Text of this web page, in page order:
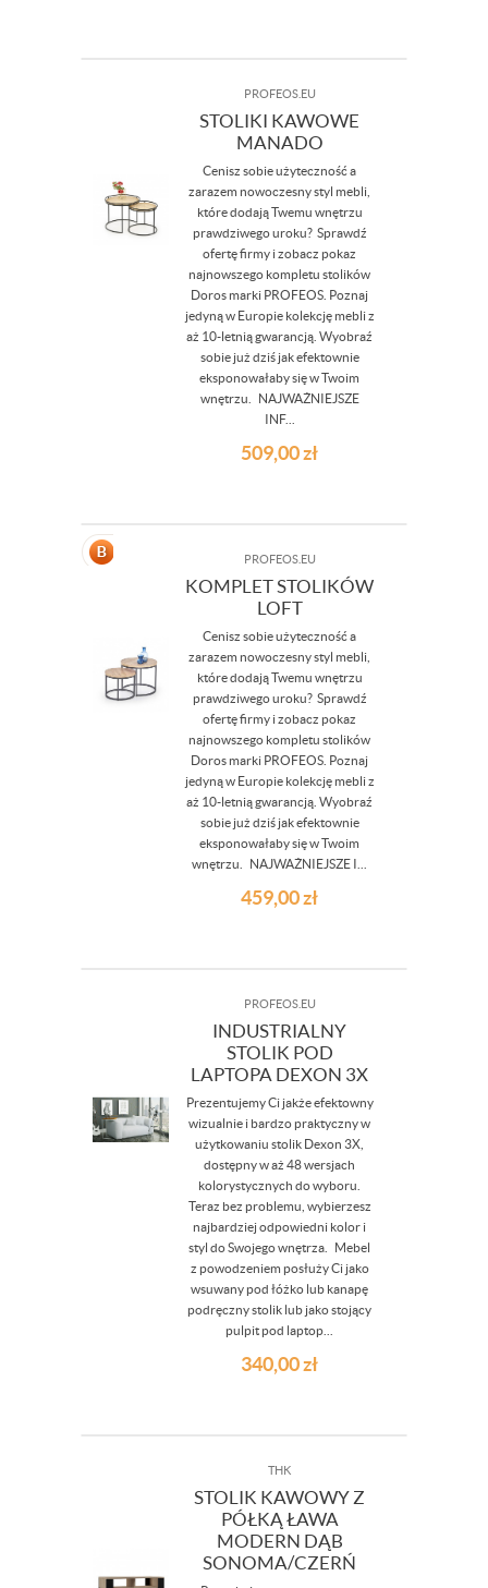
PROFEOS.EU
STOLIKI KAWOWE
MANADO
Cenisz sobie użyteczność a
zarazem nowoczesny styl mebli,
które dodają Twemu wnętrzu
prawdziwego uroku? Sprawdź
ofertę firmy i zobacz pokaz
najnowszego kompletu stolików
Doros marki PROFEOS. Poznaj
jedyną w Europie kolekcję mebli z
aż 10-letnią gwarancją. Wyobraź
sobie już dziś jak efektownie
eksponowałaby się w Twoim
wnętrzu. NAJWAŻNIEJSZE
INF...
509,00zł
PROFEOS.EU
KOMPLET STOLIKÓW
LOFT
Cenisz sobie użyteczność a
zarazem nowoczesny styl mebli,
które dodają Twemu wnętrzu
prawdziwego uroku? Sprawdź
ofertę firmy i zobacz pokaz
najnowszego kompletu stolików
Doros marki PROFEOS. Poznaj
jedyną w Europie kolekcję mebli z
aż 10-letnią gwarancją. Wyobraź
sobie już dziś jak efektownie
eksponowałaby się w Twoim
wnętrzu. NAJWAŻNIEJSZE I...
459,00zł
PROFEOS.EU
INDUSTRIALNY
STOLIK POD
LAPTOPA DEXON 3X
Prezentujemy Ci jakże efektowny
wizualnie i bardzo praktyczny w
użytkowaniu stolik Dexon 3X,
dostępny w aż 48 wersjach
kolorystycznych do wyboru.
Teraz bez problemu, wybierzesz
najbardziej odpowiedni kolor i
styl do Swojego wnętrza. Mebel
z powodzeniem posłuży Ci jako
wsuwany pod łóżko lub kanapę
podręczny stolik lub jako stojący
pulpit pod laptop...
340,00zł
THK
STOLIK KAWOWY Z
PÓŁKĄ ŁAWA
MODERN DĄB
SONOMA/CZERŃ